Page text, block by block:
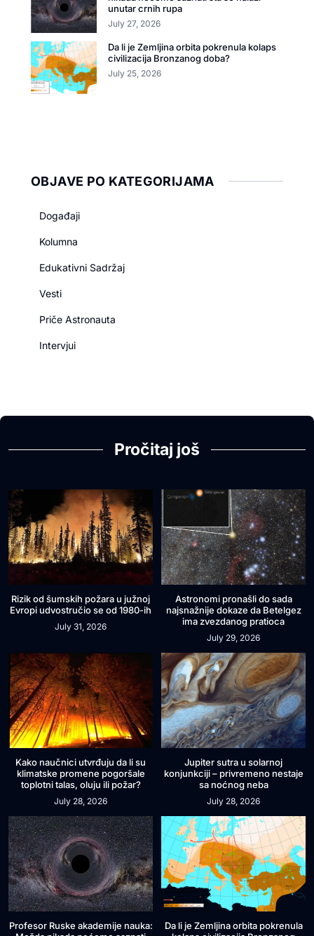
unutar crnih rupa
July 27, 2026
Da li je Zemljina orbita pokrenula kolaps
civilizacija Bronzanog doba?
July 25, 2026
OBJAVE PO KATEGORIJAMA
Događaji
Kolumna
Edukativni Sadržaj
Vesti
Priče Astronauta
Intervjui
Pročitaj još
Rizik od šumskih požara u južnoj
Evropi udvostručio se od 1980-ih
July 31, 2026
Astronomi pronašli do sada
najsnažnije dokaze da Betelgez
ima zvezdanog pratioca
July 29, 2026
Kako naučnici utvrđuju da li su
klimatske promene pogoršale
toplotni talas, oluju ili požar?
July 28, 2026
Jupiter sutra u solarnoj
konjunkciji – privremeno nestaje
sa noćnog neba
July 28, 2026
Profesor Ruske akademije nauka:
Da li je Zemljina orbita pokrenula